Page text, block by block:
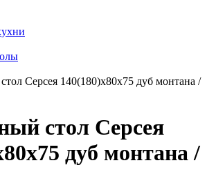
Серсея 140(180)х80х75 дуб монтана /
стол Серсея
дуб монтана /